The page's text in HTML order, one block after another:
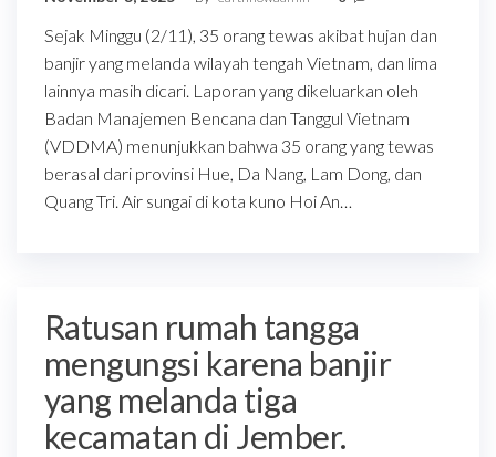
Sejak Minggu (2/11), 35 orang tewas akibat hujan dan
banjir yang melanda wilayah tengah Vietnam, dan lima
lainnya masih dicari. Laporan yang dikeluarkan oleh
Badan Manajemen Bencana dan Tanggul Vietnam
(VDDMA) menunjukkan bahwa 35 orang yang tewas
berasal dari provinsi Hue, Da Nang, Lam Dong, dan
Quang Tri. Air sungai di kota kuno Hoi An…
Ratusan rumah tangga
mengungsi karena banjir
yang melanda tiga
kecamatan di Jember.